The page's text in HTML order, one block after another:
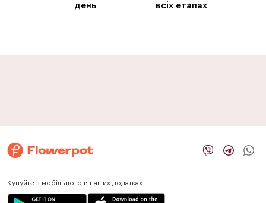
день
всіх етапах
Купуйте з мобільного в наших додатках